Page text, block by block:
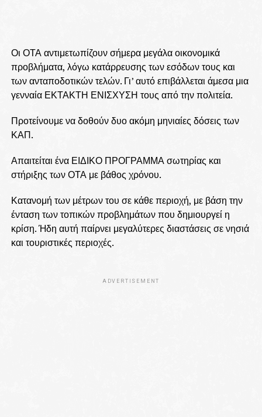
Οι ΟΤΑ αντιμετωπίζουν σήμερα μεγάλα οικονομικά
προβλήματα, λόγω κατάρρευσης των εσόδων τους και
των ανταποδοτικών τελών. Γι’ αυτό επιβάλλεται άμεσα μια
γενναία ΕΚΤΑΚΤΗ ΕΝΙΣΧΥΣΗ τους από την πολιτεία.
Προτείνουμε να δοθούν δυο ακόμη μηνιαίες δόσεις των
ΚΑΠ.
Απαιτείται ένα ΕΙΔΙΚΟ ΠΡΟΓΡΑΜΜΑ σωτηρίας και
στήριξης των ΟΤΑ με βάθος χρόνου.
Κατανομή των μέτρων του σε κάθε περιοχή, με βάση την
ένταση των τοπικών προβλημάτων που δημιουργεί η
κρίση. Ήδη αυτή παίρνει μεγαλύτερες διαστάσεις σε νησιά
και τουριστικές περιοχές.
ADVERTISEMENT